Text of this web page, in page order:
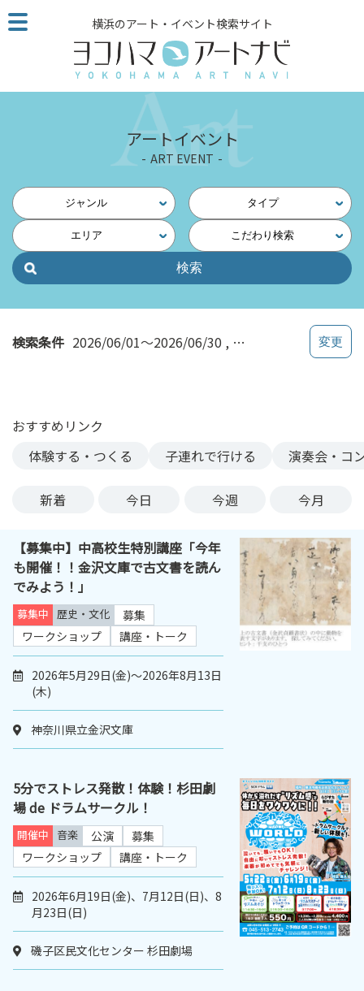
こ
の
ジ
読
他
ペ
の
横浜のアート・イベント検索サイト
アートイベント
ART EVENT
ジャンル タイプ
エリア こだわり検索
検索条件 2026/06/01～2026/06/30 講座・トーク
おすすめリンク
体験する・つくる
子連れで行ける 演奏会・コ
新着 今日 今週 今月
【募集中】中高校生特別講座「今年
も開催！！金沢文庫で古文書を読ん
でみよう！」
募集中 歴史・文化
募集
ワークショップ
講座・トーク
2026年5月29日(金)～2026年8月13日
(木)
神奈川県立金沢文庫
5分でストレス発散！体験！杉田劇
場 de ドラムサークル！
開催中 音楽 公演
募集
ワークショップ
講座・トーク
2026年6月19日(金)、7月12日(日)、8
月23日(日)
磯子区民文化センター 杉田劇場